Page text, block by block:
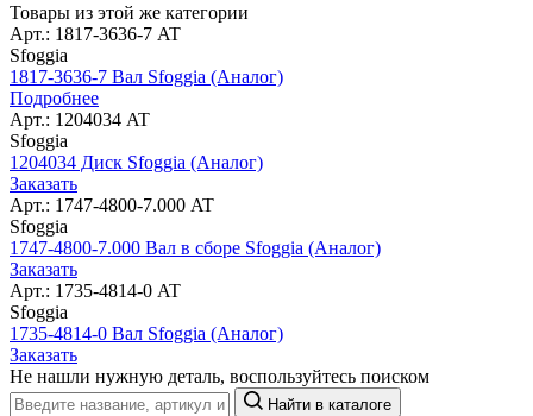
Товары из этой же категории
Арт.: 1817-3636-7 AT
Sfoggia
1817-3636-7 Вал Sfoggia (Аналог)
Подробнее
Арт.: 1204034 AT
Sfoggia
1204034 Диск Sfoggia (Аналог)
Заказать
Арт.: 1747-4800-7.000 AT
Sfoggia
1747-4800-7.000 Вал в сборе Sfoggia (Аналог)
Заказать
Арт.: 1735-4814-0 AT
Sfoggia
1735-4814-0 Вал Sfoggia (Аналог)
Заказать
Не нашли нужную деталь, воспользуйтесь поиском
Найти в каталоге